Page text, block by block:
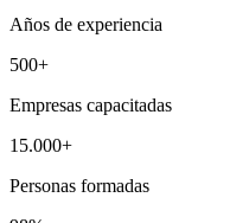
Años de experiencia
500+
Empresas capacitadas
15.000+
Personas formadas